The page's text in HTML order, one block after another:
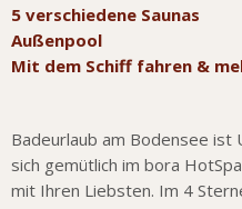
5 verschiedene Saunas
Außenpool
Mit dem Schiff fahren &
Badeurlaub am Bodensee ist
sich gemütlich im bora
mit Ihren Liebsten. Im 4